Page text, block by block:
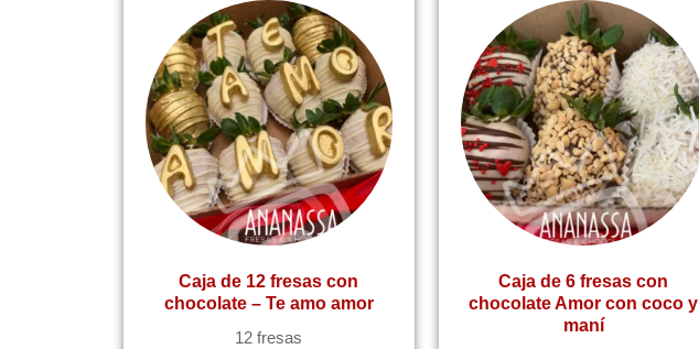
Caja de 12 fresas con
chocolate – Te amo amor
12 fresas
Caja de 6 fresas con
chocolate Amor con coco y
maní